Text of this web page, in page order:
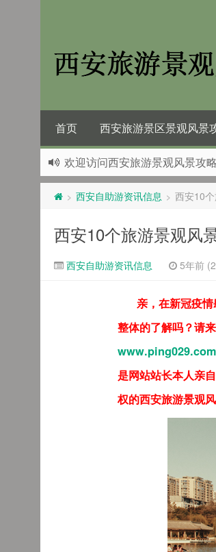
首页 西安旅游景区景观风景
欢迎访问西安旅游景观风景攻
> 西安自助游资讯信息 > 西安10
西安10个旅游景观风
西安自助游资讯信息 5年前
亲，在新冠疫
整体的了解吗？请
是网站站长本人亲
权的西安旅游景观